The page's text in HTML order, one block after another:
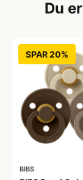
Du
SPAR 20%
BIBS